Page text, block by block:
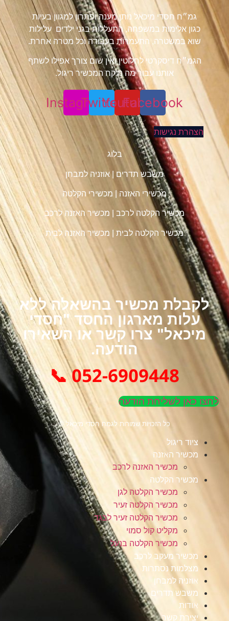
גמ״ח חסדי מיכאל נותן מענה ופתרון למגוון בעיות
כגון אלימות במשפחה, התעללות בגני ילדים עלילות
שוא במשטרה, התעמרות בעבודה וכל מטרה אחרת.
הגמ״ח דיסקרטי לחלוטין ואין שום צורך אפילו לשתף
אותנו עבור מה נלקח המכשיר ריגול.
Facebook
Youtube
Twitter
Instagram
הצהרת נגישות
בלוג
משבש תדרים |אוזניה למבחן
מכשירי האזנה| מכשירי הקלטה
מכשיר הקלטה לרכב מכשיר האזנה לרכב
מכשיר הקלטה לבית מכשיר האזנה לבית
לקבלת מכשיר בהשאלה ללא
עלות מארגון החסד "חסדי
מיכאל" צרו קשר או השאירו
הודעה.
052-6909448 📞
לחצו כאן לשליחת הודעה
כל הזכויות שמורות לגמח חסדי מיכאל ©
ציוד ריגול
מכשיר האזנה
מכשיר האזנה לרכב
מכשיר הקלטה
מכשיר הקלטה לגן
מכשיר הקלטה זעיר
מכשיר הקלטה זעיר לבגד
מקליט קול סמוי
מכשיר הקלטה בנעל
מכשיר מעקב לרכב
מצלמות נסתרות
אוזניה למבחן
משבש תדרים
אודות
יצירת קשר